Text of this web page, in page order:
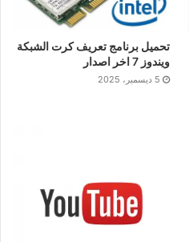
تحميل برنامج تعريف كرت الشبكة
ويندوز 7 اخر اصدار
5 ديسمبر، 2025